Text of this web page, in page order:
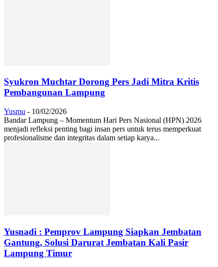
Syukron Muchtar Dorong Pers Jadi Mitra Kritis
Pembangunan Lampung
Yusmu - 10/02/2026
Bandar Lampung – Momentum Hari Pers Nasional (HPN) 2026
menjadi refleksi penting bagi insan pers untuk terus memperkuat
profesionalisme dan integritas dalam setiap karya...
Yusnadi : Pemprov Lampung Siapkan Jembatan
Gantung, Solusi Darurat Jembatan Kali Pasir
Lampung Timur